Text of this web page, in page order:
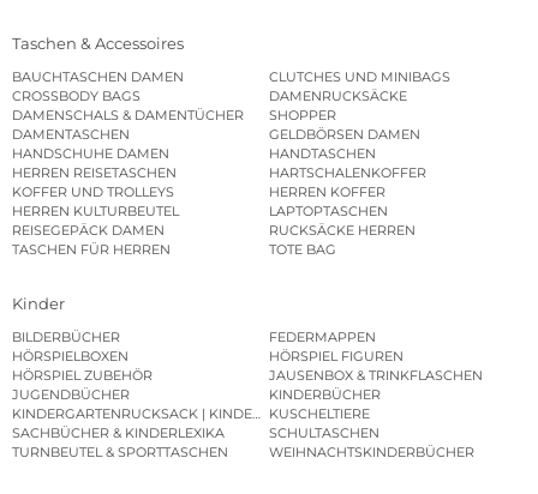
Taschen & Accessoires
BAUCHTASCHEN DAMEN
CLUTCHES UND MINIBAGS
CROSSBODY BAGS
DAMENRUCKSÄCKE
DAMENSCHALS & DAMENTÜCHER
SHOPPER
DAMENTASCHEN
GELDBÖRSEN DAMEN
HANDSCHUHE DAMEN
HANDTASCHEN
HERREN REISETASCHEN
HARTSCHALENKOFFER
KOFFER UND TROLLEYS
HERREN KOFFER
HERREN KULTURBEUTEL
LAPTOPTASCHEN
REISEGEPÄCK DAMEN
RUCKSÄCKE HERREN
TASCHEN FÜR HERREN
TOTE BAG
Kinder
BILDERBÜCHER
FEDERMAPPEN
HÖRSPIELBOXEN
HÖRSPIEL FIGUREN
HÖRSPIEL ZUBEHÖR
JAUSENBOX & TRINKFLASCHEN
JUGENDBÜCHER
KINDERBÜCHER
KINDERGARTENRUCKSACK | KINDERGARTENBEUTEL
KUSCHELTIERE
SACHBÜCHER & KINDERLEXIKA
SCHULTASCHEN
TURNBEUTEL & SPORTTASCHEN
WEIHNACHTSKINDERBÜCHER